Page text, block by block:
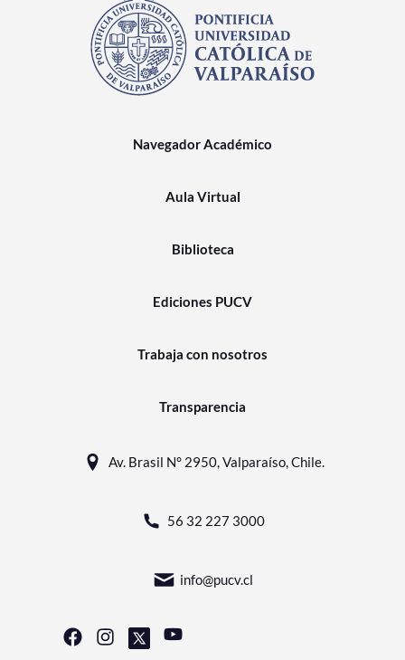
Navegador Académico
Aula Virtual
Biblioteca
Ediciones PUCV
Trabaja con nosotros
Transparencia
Av. Brasil N° 2950, Valparaíso, Chile.
56 32 227 3000
info@pucv.cl